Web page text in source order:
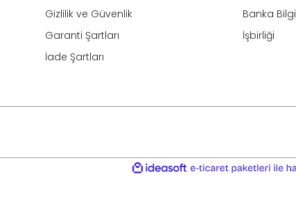
Gizlilik ve Güvenlik
Garanti Şartları
İade Şartları
Banka
İşbirliği
ideasoft
e-